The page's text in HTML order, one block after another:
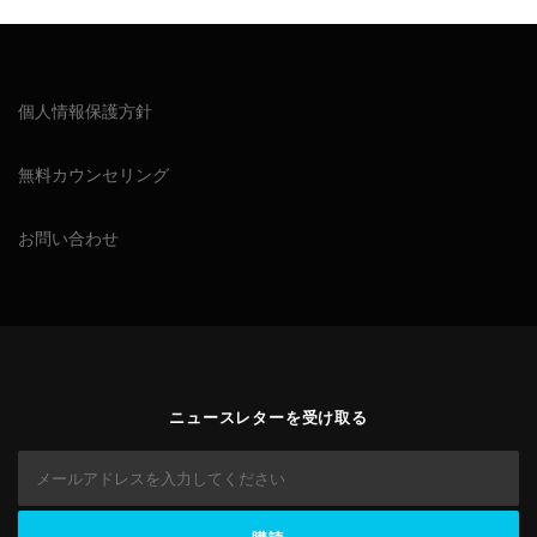
個人情報保護方針
無料カウンセリング
お問い合わせ
ニュースレターを受け取る